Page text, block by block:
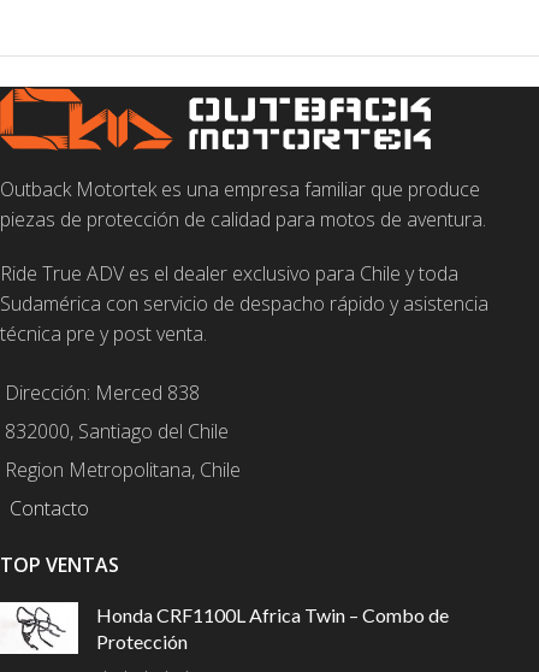
Outback Motortek es una empresa familiar que produce
piezas de protección de calidad para motos de aventura.
Ride True ADV es el dealer exclusivo para Chile y toda
Sudamérica con servicio de despacho rápido y asistencia
técnica pre y post venta.
Dirección: Merced 838
832000, Santiago del Chile
Region Metropolitana, Chile
Contacto
TOP VENTAS
Honda CRF1100L Africa Twin – Combo de
Protección